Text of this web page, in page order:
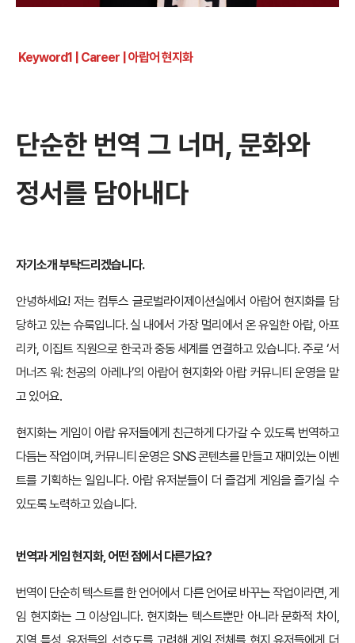
Keyword1 | Career |아랍어 현지화
단순한 번역 그 너머 , 문화와
정서를 담아내다
자기소개 부탁드리겠습니다.
안녕하세요! 저는 컴투스 글로벌라이제이션실에서 아랍어 현지화를 담
당하고 있는 슈룩입니다. 실 내에서 가장 멀리에서 온 유일한 아랍, 아프
리카, 이집트 직원으로 한국과 중동 세계를 연결하고 있습니다. 주로 ‘서
머너즈 워: 천공의 아레나’의 아랍어 현지화와 아랍 커뮤니티 운영을 맡
고 있어요.
현지화는 게임이 아랍 유저들에게 친근하게 다가갈 수 있도록 번역하고
다듬는 작업이며, 커뮤니티 운영은 SNS 콘텐츠를 만들고 재미있는 이벤
트를 기획하는 일입니다. 아랍 유저분들이 더 즐겁게 게임을 즐기실 수
있도록 노력하고 있습니다.
번역과 게임 현지화, 어떤 점에서 다른가요?
번역이 단순히 텍스트를 한 언어에서 다른 언어로 바꾸는 작업이라면, 게
임 현지화는 그 이상입니다. 현지화는 텍스트뿐만 아니라 문화적 차이,